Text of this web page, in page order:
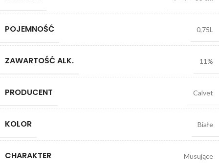
POJEMNOŚĆ 0,75L
ZAWARTOŚĆ ALK. 11%
PRODUCENT Calvet
KOLOR Białe
CHARAKTER Musujące